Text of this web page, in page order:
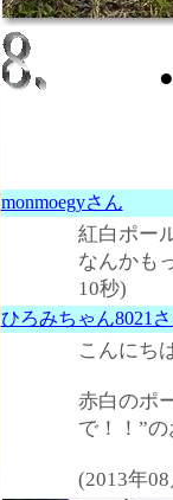
monmoegyさん
紅白ポー
なんかも
10秒)
ひろみちゃん8021
こんにち
赤白のポ
で！！”
(2013年